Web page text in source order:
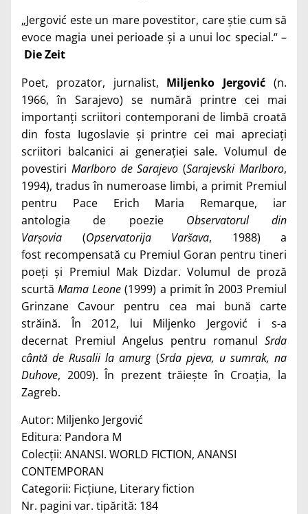
„Jergović este un mare povestitor, care știe cum să
evoce magia unei perioade și a unui loc special.“ –
Die Zeit
Poet, prozator, jurnalist, Miljenko Jergović(n.
1966, în Sarajevo) se numără printre cei mai
importanți scriitori contemporani de limbă croată
din fosta Iugoslavie și printre cei mai apreciați
scriitori balcanici ai generației sale. Volumul de
povestiri Marlboro de Sarajevo(Sarajevski Marlboro,
1994), tradus în numeroase limbi, a primit Premiul
pentru Pace
Erich Maria Remarque, iar
antologia
de poezie Observatorul din
Varșovia
(Opservatorija Varšava, 1988) a
fost recompensată cu Premiul Goran pentru tineri
poeți și Premiul Mak Dizdar. Volumul de proză
scurtă Mama Leone(1999) a primit în 2003 Premiul
Grinzane Cavour pentru
cea mai bună carte
străină. În 2012,
lui Miljenko Jergović i s-a
decernat Premiul Angelus pentru romanul Srda
cântă de Rusalii la amurg (Srda pjeva, u sumrak, na
Duhove, 2009). În prezent trăiește în Croația, la
Zagreb.
Autor: Miljenko Jergović
Editura: Pandora M
Colecții: ANANSI. WORLD FICTION, ANANSI
CONTEMPORAN
Categorii: Ficțiune, Literary fiction
Nr. pagini var. tipărită: 184